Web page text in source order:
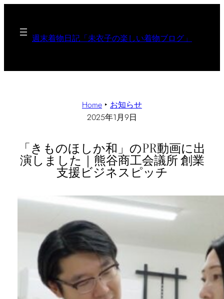
週末着物日記「未衣子の楽しい着物ブログ」
Home ‣ お知らせ
2025年1月9日
「きものほしか和」のPR動画に出
演しました｜熊谷商工会議所 創業
支援ビジネスピッチ